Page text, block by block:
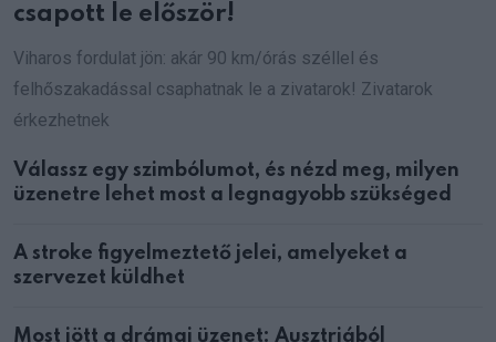
csapott le először!
Viharos fordulat jön: akár 90 km/órás széllel és
felhőszakadással csaphatnak le a zivatarok! Zivatarok
érkezhetnek
Válassz egy szimbólumot, és nézd meg, milyen
üzenetre lehet most a legnagyobb szükséged
A stroke figyelmeztető jelei, amelyeket a
szervezet küldhet
Most jött a drámai üzenet: Ausztriából